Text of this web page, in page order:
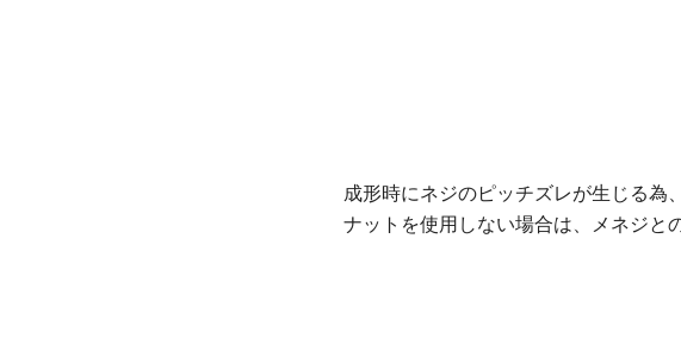
成形時にネジのピッチズレが生じる為
ナットを使用しない場合は、メネジと